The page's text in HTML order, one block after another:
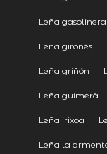
Leña
Leña gironés
Leña griñón
Leña guimerà
Leña irixoa
Leña la